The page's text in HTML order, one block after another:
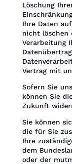
Löschung
Ihre Daten
nicht löschen
Verarbeitung
Vertrag mit
Sofern Sie
können Sie
Zukunft
Sie können
die für Sie
Ihre
dem
oder der